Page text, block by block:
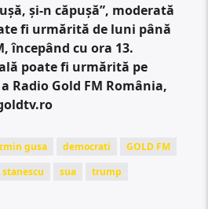
și-n căpușă”, moderată
fi urmărită de luni până
începând cu ora 13.
poate fi urmărită pe
Radio Gold FM România,
gusa democrati
GOLD FM
sua
trump